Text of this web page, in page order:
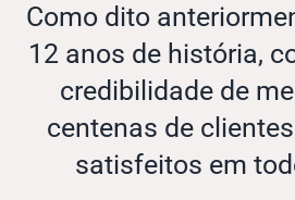
Como dito
12 anos de história,
credibilidade de
centenas de
satisfeitos em